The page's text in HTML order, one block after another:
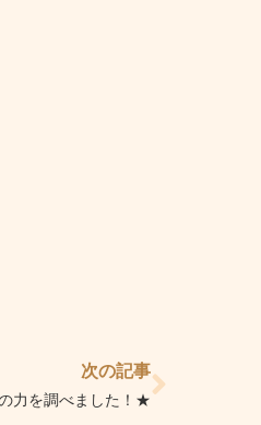
次の記事
力を調べました！★